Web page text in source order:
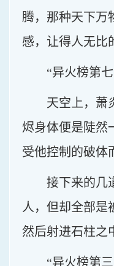
腾，那种天下万
感，让得人无比
“异火榜第
天空上，萧
烬身体便是陡然
受他控制的破体
接下来的几
人，但却全部是
然后射进石柱之
“异火榜第